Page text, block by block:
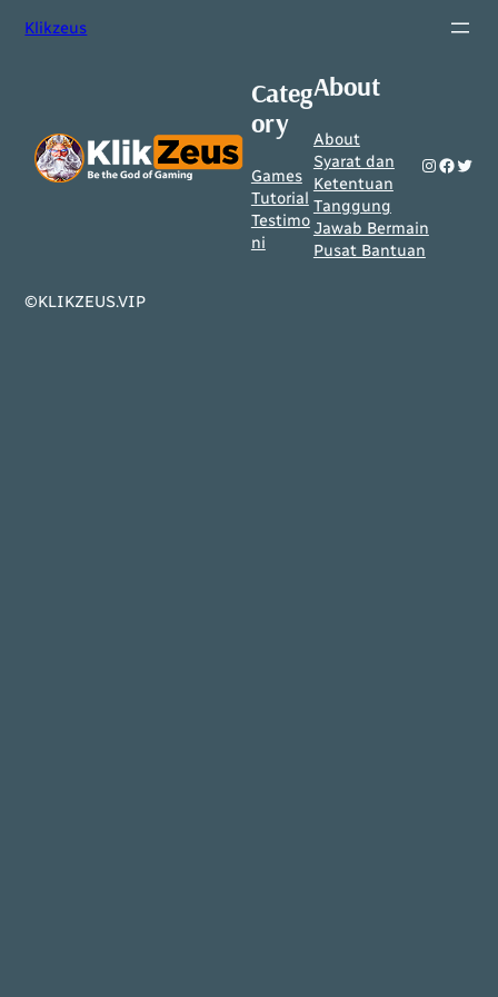
Klikzeus
Categ
ory
Games
Tutorial
Testimo
ni
About
About
Syarat dan
Ketentuan
Tanggung
Jawab Bermain
Pusat Bantuan
Instagram Facebook Twitter
©KLIKZEUS.VIP